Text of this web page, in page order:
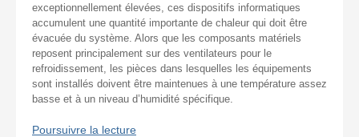
exceptionnellement élevées, ces dispositifs informatiques
accumulent une quantité importante de chaleur qui doit être
évacuée du système. Alors que les composants matériels
reposent principalement sur des ventilateurs pour le
refroidissement, les pièces dans lesquelles les équipements
sont installés doivent être maintenues à une température assez
basse et à un niveau d’humidité spécifique.
Poursuivre la lecture